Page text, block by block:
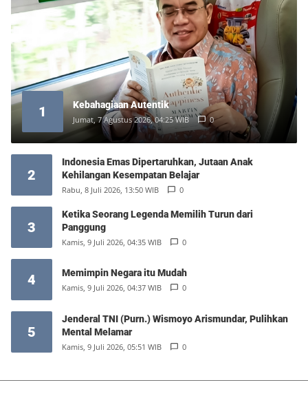
1 Kebahagiaan Autentik
Jumat, 7 Agustus 2026, 04:25 WIB 0
2
Indonesia Emas Dipertaruhkan, Jutaan Anak
Kehilangan Kesempatan Belajar
Rabu, 8 Juli 2026, 13:50 WIB 0
3
Ketika Seorang Legenda Memilih Turun dari
Panggung
Kamis, 9 Juli 2026, 04:35 WIB 0
4 Memimpin Negara itu Mudah
Kamis, 9 Juli 2026, 04:37 WIB 0
5
Jenderal TNI (Purn.) Wismoyo Arismundar, Pulihkan
Mental Melamar
Kamis, 9 Juli 2026, 05:51 WIB 0